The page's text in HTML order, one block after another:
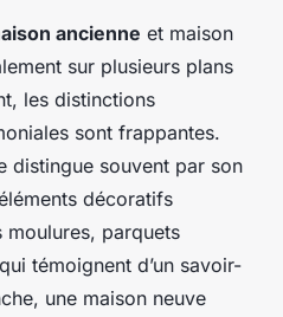
ancienne et maison
sur plusieurs plans
les distinctions
sont frappantes.
distingue souvent par son
décoratifs
parquets
témoignent d’un savoir-
une maison neuve